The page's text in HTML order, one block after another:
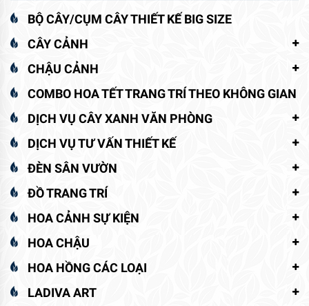
BỘ CÂY/CỤM CÂY THIẾT KẾ BIG SIZE
CÂY CẢNH
CHẬU CẢNH
COMBO HOA TẾT TRANG TRÍ THEO KHÔNG GIAN
DỊCH VỤ CÂY XANH VĂN PHÒNG
DỊCH VỤ TƯ VẤN THIẾT KẾ
ĐÈN SÂN VƯỜN
ĐỒ TRANG TRÍ
HOA CẢNH SỰ KIỆN
HOA CHẬU
HOA HỒNG CÁC LOẠI
LADIVA ART